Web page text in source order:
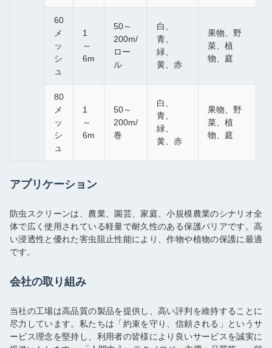
60
メ
ッ
シ
ュ
1
～
6m
50～
200m/
ロー
ル
白、
青、
緑、
黄、赤
果物、野
菜、植
物、庭
80
メ
ッ
シ
ュ
1
～
6m
50～
200m/
巻
白、
青、
緑、
黄、赤
果物、野
菜、植
物、庭
アプリケーション
防虫スクリーンは、農業、園芸、家庭、小規模農業のシナリオ全
体で広く使用されている軽量で耐久性のある保護バリアです。高
い浸透性と優れた害虫阻止性能により、作物や植物の保護に最適
です。
会社の取り組み
当社の工場は高品質の製品を提供し、高い評判を維持することに
尽力しています。私たちは「約束を守り、信頼される」というサ
ービス理念を堅持し、利用者の皆様により良いサービスを誠実に